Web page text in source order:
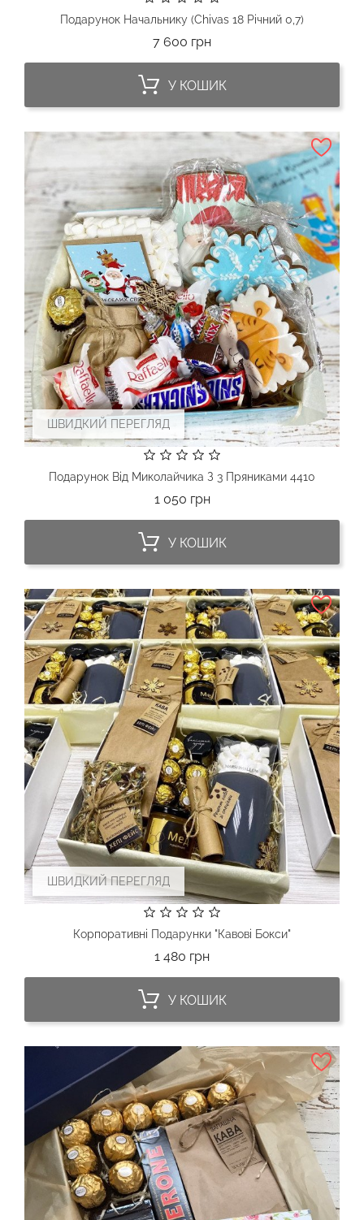
Подарунок Начальнику (Chivas 18 Річний 0,7)
7 600 грнЦіна
У КОШИК
ШВИДКИЙ ПЕРЕГЛЯД
Подарунок Від Миколайчика З 3 Пряниками 4410
1 050 грнЦіна
У КОШИК
ШВИДКИЙ ПЕРЕГЛЯД
Корпоративні Подарунки "Кавові Бокси"
1 480 грнЦіна
У КОШИК